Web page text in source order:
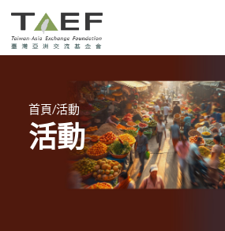
Skip to main
TAEF
首頁/活動
活動